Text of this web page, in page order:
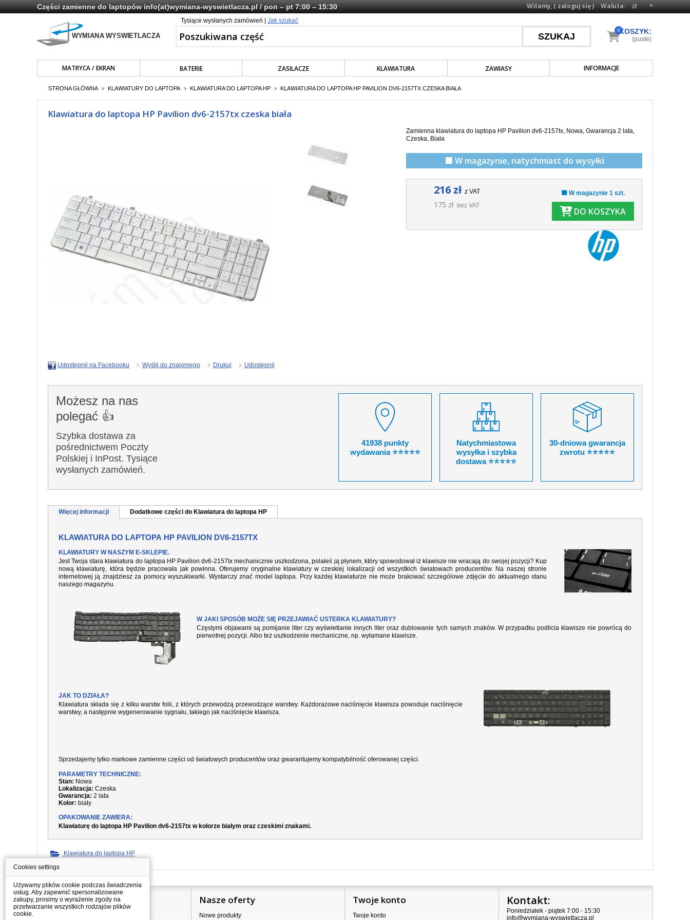
Części zamienne do laptopówinfo(at)wymiana-wyswietlacza.pl/ pon – pt 7:00 – 15:30 Waluta:
Witamy, (zaloguj się)
Tysiące wysłanych zamówień | Jak szukać
MATRYCA / EKRAN BATERIE ZASILACZE KLAWIATURA ZAWIASY INFORMACJE
KOSZYK:
0
(puste)
STRONA GŁÓWNA > KLAWIATURY DO LAPTOPA > KLAWIATURA DO LAPTOPA HP > KLAWIATURA DO LAPTOPA HP PAVILION DV6-2157TX CZESKA BIAŁA
Klawiatura do laptopa HP Pavilion dv6-2157tx czeska biała
Zamienna klawiatura do laptopa HP Pavilion dv6-2157tx, Nowa, Gwarancja 2 lata,
Czeska, Biała
🟩 W magazynie, natychmiast do wysyłki
216 zł z VAT
175 zł bez VAT
🟩 W magazynie 1 szt.
DO KOSZYKA
Udostępnij na Facebooku Wyślij do znajomego Drukuj Udostępnij
Możesz na nas
polegać 👍
Szybka dostawa za
pośrednictwem Poczty
Polskiej i InPost. Tysiące
wysłanych zamówień.
41938 punkty
wydawania ⭐⭐⭐⭐⭐
Natychmiastowa
wysyłka i szybka
dostawa ⭐⭐⭐⭐⭐
30-dniowa gwarancja
zwrotu ⭐⭐⭐⭐⭐
Więcej informacji Dodatkowe części do Klawiatura do laptopa HP
KLAWIATURA DO LAPTOPA HP PAVILION DV6-2157TX
KLAWIATURY W NASZYM E-SKLEPIE.
Jest Twoja stara klawiatura do laptopa HP Pavilion dv6-2157tx mechanicznie uszkodzona, polałeś ją płynem, który spowodował iż klawisze nie wracają do swojej pozycji? Kup
nową klawiaturę, która będzie pracowała jak powinna. Oferujemy oryginalne klawiatury w czeskiej lokalizacji od wszystkich światowach producentów. Na naszej stronie
internetowej ją znajdziesz za pomocy wyszukiwarki. Wystarczy znać model laptopa. Przy każdej klawiaturze nie może brakować szczególowe zdjęcie do aktualnego stanu
naszego magazynu.
W JAKI SPOSÓB MOŻE SIĘ PRZEJAWIAĆ USTERKA KLAWIATURY?
Częstymi objawami są pomijanie liter czy wyświetlanie innych liter oraz dublowanie tych samych znaków. W przypadku podlicia klawisze nie powrócą do
pierwotnej pozycji. Albo też uszkodzenie mechaniczne, np. wyłamane klawisze.
JAK TO DZIAŁA?
Klawiatura składa się z kilku warstw folii, z których przewodzą przewodzące warstwy. Każdorazowe naciśnięcie klawisza powoduje naciśnięcie
warstwy, a następnie wygenerowanie sygnału, takiego jak naciśnięcie klawisza.
Sprzedajemy tylko markowe zamienne części od światowych producentów oraz gwarantujemy kompatybilność oferowanej części.
PARAMETRY TECHNICZNE:
Stan: Nowa
Lokalizacja: Czeska
Gwarancja: 2 lata
Kolor: biały
OPAKOWANIE ZAWIERA:
Klawiaturę do laptopa HP Pavilion dv6-2157tx w kolorze białym oraz czeskimi znakami.
Klawiatura do laptopa HP
Informacje Nasze oferty
Nowe produkty
Twoje konto
Twoje konto
Kontakt:
Poniedziałek - piątek 7:00 - 15:30
info@wymiana-wyswietlacza.pl
Cookies settings
Używamy plików cookie podczas świadczenia
usług. Aby zapewnić spersonalizowane
zakupy, prosimy o wyrażenie zgody na
przetwarzanie wszystkich rodzajów plików
cookie.